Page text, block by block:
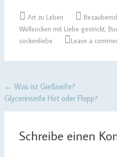
Art zu Leben
Wollsocken mit Liebe gestrickt,
sockenliebe
Leave a
Post
navigation
← Was ist Gießseife?
Glycerinseife Hot oder Flopp?
Schreibe einen